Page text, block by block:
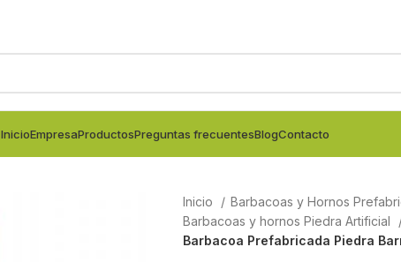
InicioEmpresaProductosPreguntas frecuentesBlogContacto
Inicio
Barbacoas y Hornos
Barbacoas y hornos Piedra Artificial
Barbacoa Prefabricada Piedra